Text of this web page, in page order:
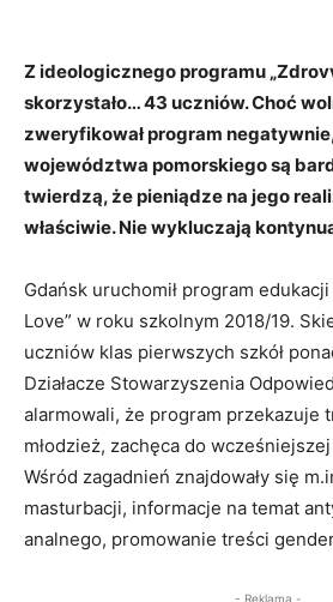
Z ideologicznego programu
skorzystało… 43 uczniów. Choć
zweryfikował program
województwa pomorskiego są
twierdzą, że pieniądze na jego
właściwie. Nie wykluczają
Gdańsk uruchomił program
Love” w roku szkolnym 2018/19.
uczniów klas pierwszych szkół
Działacze Stowarzyszenia
alarmowali, że program przekazuje
młodzież, zachęca do
Wśród zagadnień znajdowały się
masturbacji, informacje na temat
analnego, promowanie treści
- Reklama -